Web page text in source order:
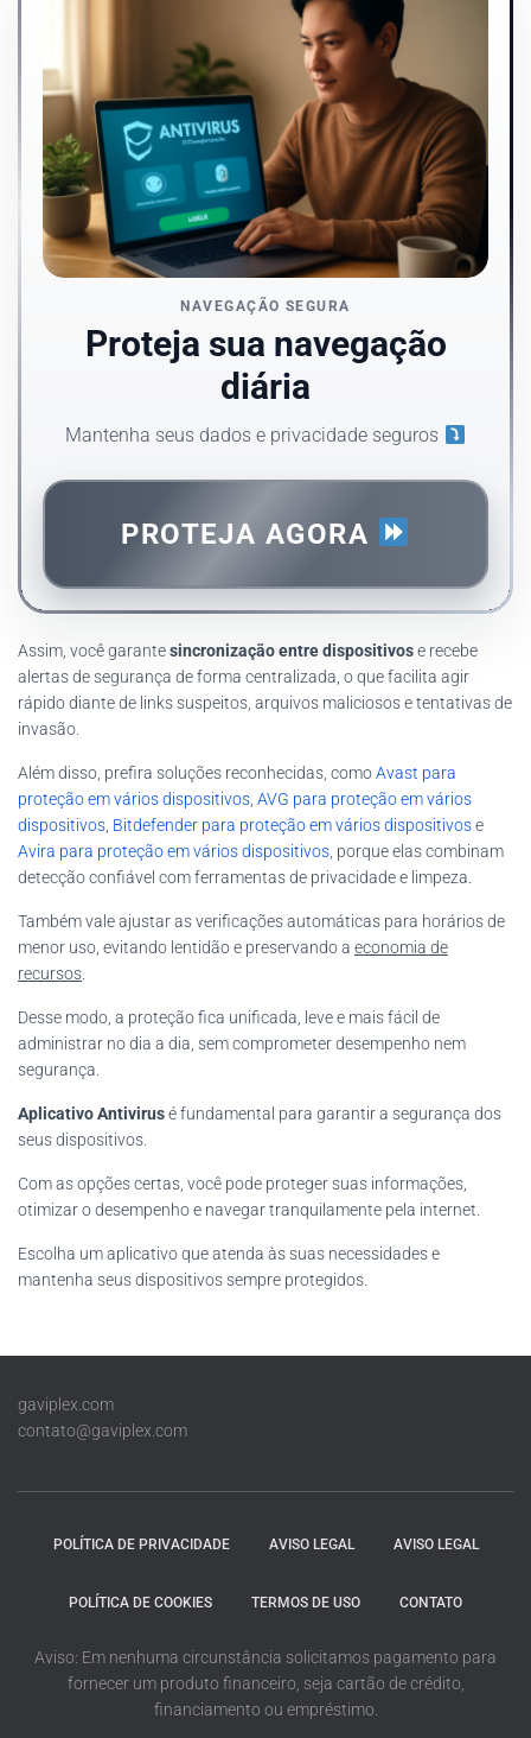
NAVEGAÇÃO SEGURA
Proteja sua navegação
diária
Mantenha seus dados e privacidade seguros
PROTEJA AGORA
Assim, você garantesincronização entre dispositivose recebe
alertas de segurança de forma centralizada, o que facilita agir
rápido diante de links suspeitos, arquivos maliciosos e tentativas de
invasão.
Além disso, prefira soluções reconhecidas, comoAvast para
proteção em vários dispositivos AVG para proteção em vários
dispositivos Bitdefender para proteção em vários dispositivose
Avira para proteção em vários dispositivos , porque elas combinam
detecção confiável com ferramentas de privacidade e limpeza.
Também vale ajustar as verificações automáticas para horários de
menor uso, evitando lentidão e preservando a economia de
recursos
Desse modo, a proteção fica unificada, leve e mais fácil de
administrar no dia a dia, sem comprometer desempenho nem
segurança.
Aplicativo Antivirusé fundamental para garantir a segurança dos
seus dispositivos.
Com as opções certas, você pode proteger suas informações,
otimizar o desempenho e navegar tranquilamente pela internet.
Escolha um aplicativo que atenda às suas necessidades e
mantenha seus dispositivos sempre protegidos.
gaviplex.com
contato@gaviplex.com
POLÍTICA DE PRIVACIDADE AVISO LEGAL AVISO LEGAL
POLÍTICA DE COOKIES TERMOS DE USO CONTATO
Aviso: Em nenhuma circunstância solicitamos pagamento para
fornecer um produto financeiro, seja cartão de crédito,
financiamento ou empréstimo.